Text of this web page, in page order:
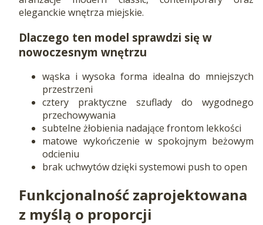
eleganckie wnętrza miejskie.
Dlaczego ten model sprawdzi się w
nowoczesnym wnętrzu
wąska i wysoka forma idealna do mniejszych
przestrzeni
cztery praktyczne szuflady do wygodnego
przechowywania
subtelne żłobienia nadające frontom lekkości
matowe wykończenie w spokojnym beżowym
odcieniu
brak uchwytów dzięki systemowi push to open
Funkcjonalność zaprojektowana
z myślą o proporcji